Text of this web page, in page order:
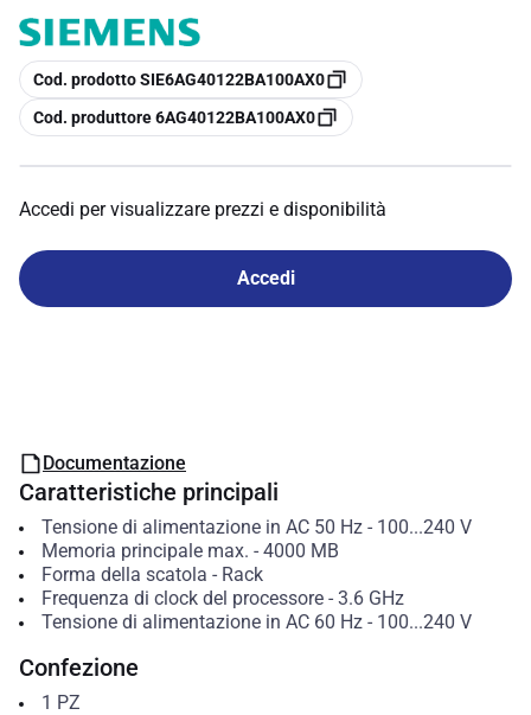
copia
Cod. prodotto SIE6AG40122BA100AX0
copia
Cod. produttore 6AG40122BA100AX0
Accedi per visualizzare prezzi e disponibilità
Accedi
Documentazione
Caratteristiche principali
Tensione di alimentazione in AC 50 Hz- 100...240 V
Memoria principale max. - 4000 MB
Forma della scatola - Rack
Frequenza di clock del processore- 3.6 GHz
Tensione di alimentazione in AC 60 Hz- 100...240 V
Confezione
1 PZ